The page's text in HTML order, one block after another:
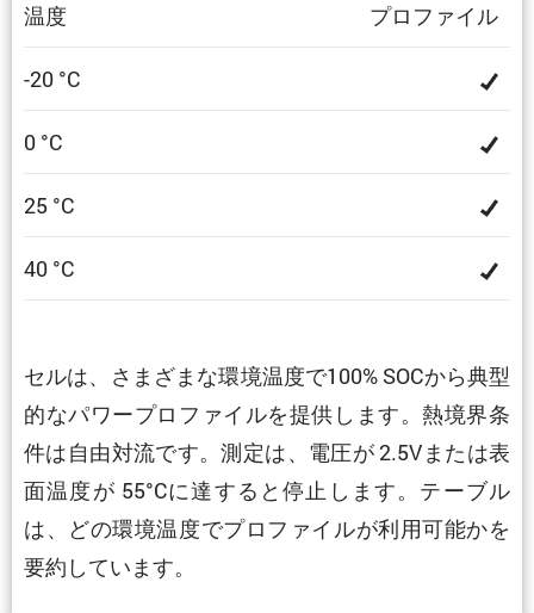
温度
プロファイル
-20 °C
0 °C
25 °C
40 °C
セルは、さまざまな環境温度で100% SOCから典型
的なパワープロファイルを提供します。熱境界条
件は自由対流です。測定は、電圧が 2.5Vまたは表
面温度が 55°Cに達すると停止します。テーブル
は、どの環境温度でプロファイルが利用可能かを
要約しています。